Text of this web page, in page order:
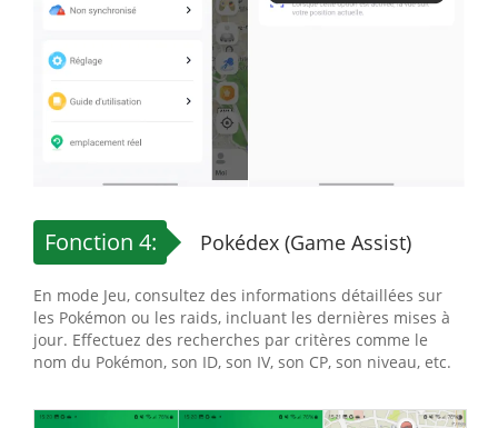
Fonction 4: Pokédex (Game Assist)
En mode Jeu, consultez des informations détaillées sur
les Pokémon ou les raids, incluant les dernières mises à
jour. Effectuez des recherches par critères comme le
nom du Pokémon, son ID, son IV, son CP, son niveau, etc.